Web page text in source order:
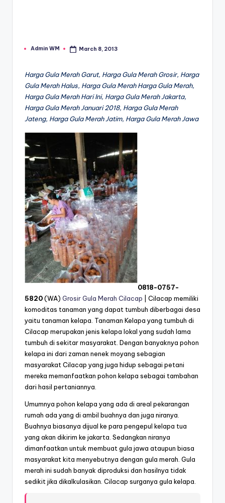
Posted
Admin WM March 8, 2013
Harga Gula Merah Garut, Harga Gula Merah Grosir, Harga
Gula Merah Halus, Harga Gula Merah Harga Gula Merah,
Harga Gula Merah Hari Ini, Harga Gula Merah Jakarta,
Harga Gula Merah Januari 2018, Harga Gula Merah
Jateng, Harga Gula Merah Jatim, Harga Gula Merah Jawa
0818-0757-
5820(WA) Grosir Gula Merah Cilacap | Cilacap memiliki
komoditas tanaman yang dapat tumbuh diberbagai desa
yaitu tanaman kelapa. Tanaman Kelapa yang tumbuh di
Cilacap merupakan jenis kelapa lokal yang sudah lama
tumbuh di sekitar masyarakat. Dengan banyaknya pohon
kelapa ini dari zaman nenek moyang sebagian
masyarakat Cilacap yang juga hidup sebagai petani
mereka memanfaatkan pohon kelapa sebagai tambahan
dari hasil pertaniannya.
Umumnya pohon kelapa yang ada di areal pekarangan
rumah ada yang di ambil buahnya dan juga niranya.
Buahnya biasanya dijual ke para pengepul kelapa tua
yang akan dikirim ke jakarta. Sedangkan niranya
dimanfaatkan untuk membuat gula jawa ataupun biasa
masyarakat kita menyebutnya dengan gula merah. Gula
merah ini sudah banyak diproduksi dan hasilnya tidak
sedikit jika dikalkulasikan. Cilacap surganya gula kelapa.